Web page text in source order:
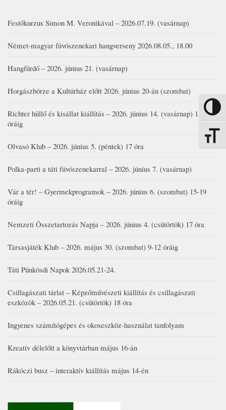
Nagy
Festőkurzus Simon M. Veronikával – 2026.07.19. (vasárnap)
Német-magyar fúvószenekari hangverseny 2026.08.05., 18.00
Hangfürdő – 2026. június 21. (vasárnap)
Horgászbörze a Kultúrház előtt 2026. június 20-án (szombat)
Richter hüllő és kisállat kiállítás – 2026. június 14. (vasárnap) 15-17
óráig
Olvasó Klub – 2026. június 5. (péntek) 17 óra
Polka-parti a táti fúvószenekarral – 2026. június 7. (vasárnap)
Vár a tér! – Gyermekprogramok – 2026. június 6. (szombat) 15-19
óráig
Nemzeti Összetartozás Napja – 2026. június 4. (csütörtök) 17 óra
Társasjáték Klub – 2026. május 30. (szombat) 9-12 óráig
Táti Pünkösdi Napok 2026.05.21-24.
Csillagászati tárlat – Képzőművészeti kiállítás és csillagászati
eszközök – 2026.05.21. (csütörtök) 18 óra
Ingyenes számítógépes és okoseszköz-használat tanfolyam
Kreatív délelőtt a könyvtárban május 16-án
Rákóczi busz – interaktív kiállítás május 14-én